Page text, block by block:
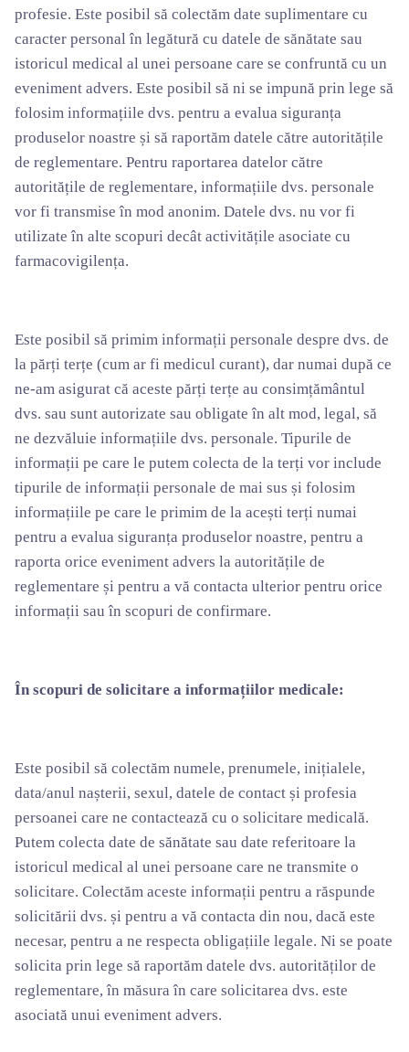
profesie. Este posibil să colectăm date suplimentare cu
caracter personal în legătură cu datele de sănătate sau
istoricul medical al unei persoane care se confruntă cu un
eveniment advers. Este posibil să ni se impună prin lege să
folosim informațiile dvs. pentru a evalua siguranța
produselor noastre și să raportăm datele către autoritățile
de reglementare. Pentru raportarea datelor către
autoritățile de reglementare, informațiile dvs. personale
vor fi transmise în mod anonim. Datele dvs. nu vor fi
utilizate în alte scopuri decât activitățile asociate cu
farmacovigilența.
Este posibil să primim informații personale despre dvs. de
la părți terțe (cum ar fi medicul curant), dar numai după ce
ne-am asigurat că aceste părți terțe au consimțământul
dvs. sau sunt autorizate sau obligate în alt mod, legal, să
ne dezvăluie informațiile dvs. personale. Tipurile de
informații pe care le putem colecta de la terți vor include
tipurile de informații personale de mai sus și folosim
informațiile pe care le primim de la acești terți numai
pentru a evalua siguranța produselor noastre, pentru a
raporta orice eveniment advers la autoritățile de
reglementare și pentru a vă contacta ulterior pentru orice
informații sau în scopuri de confirmare.
În scopuri de solicitare a informațiilor medicale:
Este posibil să colectăm numele, prenumele, inițialele,
data/anul nașterii, sexul, datele de contact și profesia
persoanei care ne contactează cu o solicitare medicală.
Putem colecta date de sănătate sau date referitoare la
istoricul medical al unei persoane care ne transmite o
solicitare. Colectăm aceste informații pentru a răspunde
solicitării dvs. și pentru a vă contacta din nou, dacă este
necesar, pentru a ne respecta obligațiile legale. Ni se poate
solicita prin lege să raportăm datele dvs. autorităților de
reglementare, în măsura în care solicitarea dvs. este
asociată unui eveniment advers.